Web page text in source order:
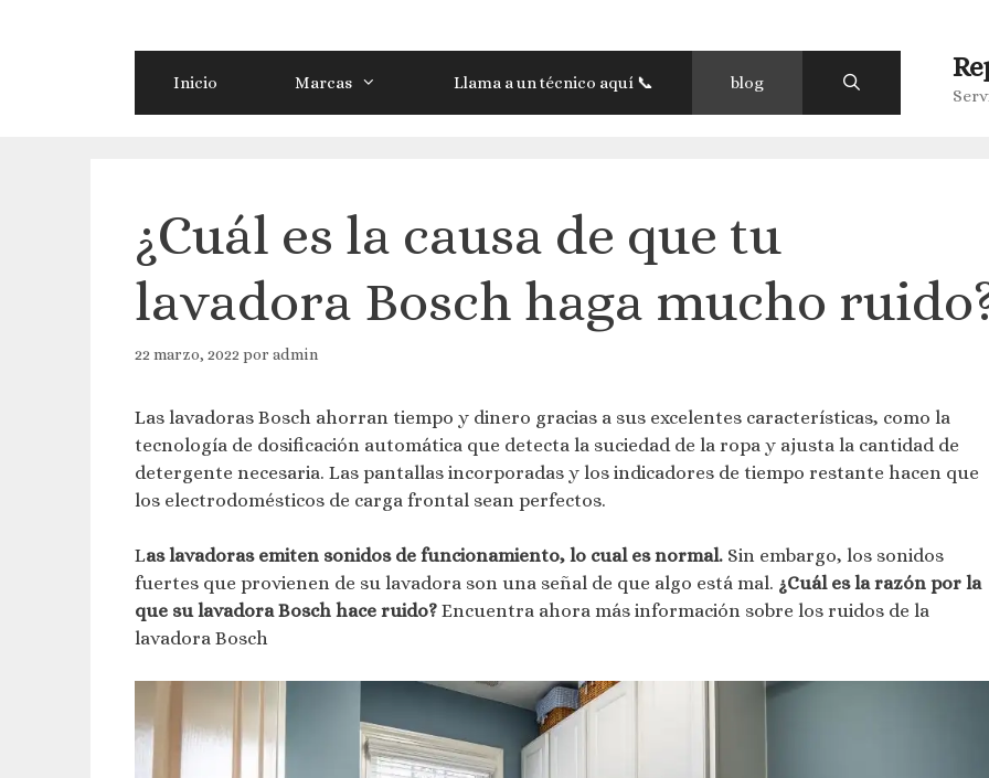
Inicio Marcas Llama a un técnico aquí 📞 blog
¿Cuál es la causa de que tu
lavadora Bosch haga mucho
22 marzo, 2022 por admin
Las lavadoras Bosch ahorran tiempo y dinero gracias a sus excelentes características, como la
tecnología de dosificación automática que detecta la suciedad de la ropa y ajusta la cantidad de
detergente necesaria. Las pantallas incorporadas y los indicadores de tiempo restante hacen que
los electrodomésticos de carga frontal sean perfectos.
Las lavadoras emiten sonidos de funcionamiento, lo cual es normal. Sin embargo, los sonidos
fuertes que provienen de su lavadora son una señal de que algo está mal. ¿Cuál es la razón por la
que su lavadora Bosch hace ruido? Encuentra ahora más información sobre los ruidos de la
lavadora Bosch